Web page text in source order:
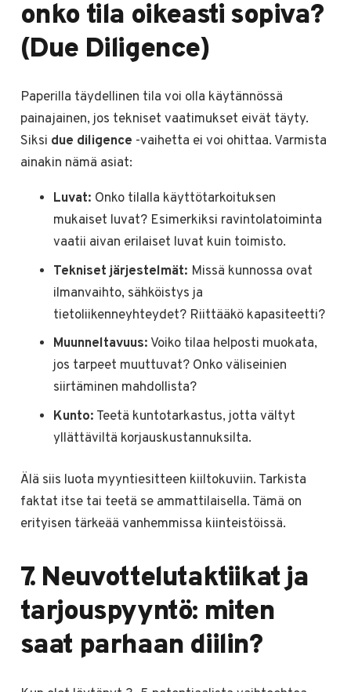
onko tila oikeasti sopiva?
(Due Diligence)
Paperilla täydellinen tila voi olla käytännössä
painajainen, jos tekniset vaatimukset eivät täyty.
Siksi due diligence -vaihetta ei voi ohittaa. Varmista
ainakin nämä asiat:
Luvat: Onko tilalla käyttötarkoituksen
mukaiset luvat? Esimerkiksi ravintolatoiminta
vaatii aivan erilaiset luvat kuin toimisto.
Tekniset järjestelmät: Missä kunnossa ovat
ilmanvaihto, sähköistys ja
tietoliikenneyhteydet? Riittääkö kapasiteetti?
Muunneltavuus: Voiko tilaa helposti muokata,
jos tarpeet muuttuvat? Onko väliseinien
siirtäminen mahdollista?
Kunto: Teetä kuntotarkastus, jotta vältyt
yllättäviltä korjauskustannuksilta.
Älä siis luota myyntiesitteen kiiltokuviin. Tarkista
faktat itse tai teetä se ammattilaisella. Tämä on
erityisen tärkeää vanhemmissa kiinteistöissä.
7. Neuvottelutaktiikat ja
tarjouspyyntö: miten
saat parhaan diilin?